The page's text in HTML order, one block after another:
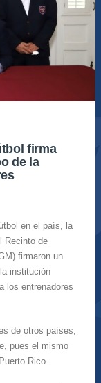
firma
de la
en el país, la
Recinto de
firmaron un
institución
los entrenadores
de otros países,
pues el mismo
Rico.